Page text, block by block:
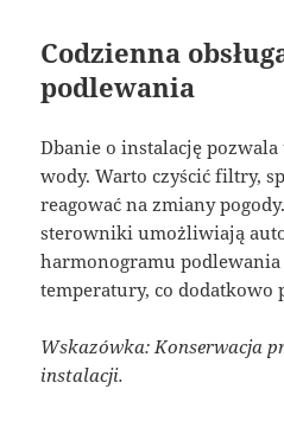
Codzienna
podlewania
Dbanie o instalację
wody. Warto czyścić filtry,
reagować na zmiany
sterowniki umożliwiają
harmonogramu
temperatury, co dodatkowo
Wskazówka: Konserwacja
instalacji.